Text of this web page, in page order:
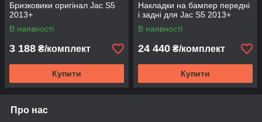
Бризковики оригінал Jac S5
2013+
В наявності
3 188 ₴/комплект
Купити
Накладки на бампер передні
і задні для Jac S5 2013+
В наявності
24 440 ₴/комплект
Купити
Про нас